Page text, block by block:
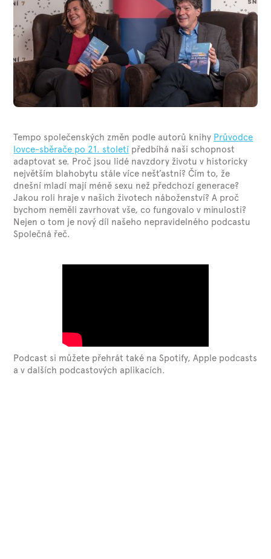
Tempo společenských změn podle autorů knihy Průvodce
lovce-sběrače po 21. století předbíhá naši schopnost
adaptovat se. Proč jsou lidé navzdory životu v historicky
největším blahobytu stále více nešťastní? Čím to, že
dnešní mladí mají méně sexu než předchozí generace?
Jakou roli hraje v našich životech náboženství? A proč
bychom neměli zavrhovat vše, co fungovalo v minulosti?
Nejen o tom je nový díl našeho nepravidelného podcastu
Společná řeč.
Podcast si můžete přehrát také na Spotify, Apple podcasts
a v dalších podcastových aplikacích.